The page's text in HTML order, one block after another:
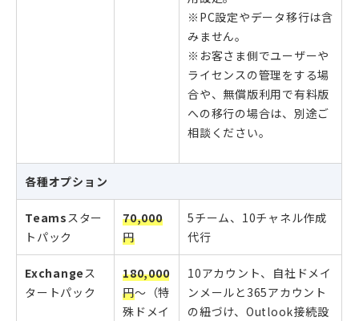
※PC設定やデータ移行は含
みません。
※お客さま側でユーザーや
ライセンスの管理をする場
合や、無償版利用で有料版
への移行の場合は、別途ご
相談ください。
各種オプション
Teamsスター
トパック
70,000
円
5チーム、10チャネル作成
代行
Exchangeス
タートパック
180,000
円～（特
殊ドメイ
10アカウント、自社ドメイ
ンメールと365アカウント
の紐づけ、Outlook接続設